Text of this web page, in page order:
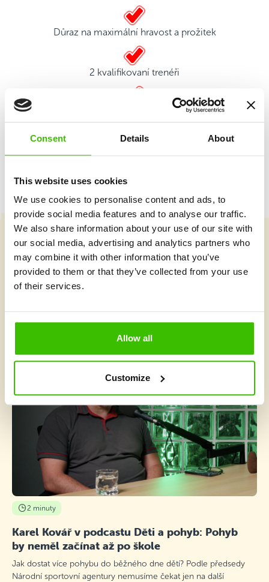
Consent Details About
This website uses cookies
We use cookies to personalise content and ads, to
provide social media features and to analyse our traffic.
We also share information about your use of our site with
our social media, advertising and analytics partners who
may combine it with other information that you’ve
provided to them or that they’ve collected from your use
of their services.
Allow all
Customize
Důraz na maximální hravost a prožitek
2 kvalifikovaní trenéři
Hrací plán s motivačními samolepkami
Vybrat kurz
Co je v Gymnathlonu nového
2 minuty
Karel Kovář v podcastu Děti a pohyb: Pohyb
by neměl začínat až po škole
Jak dostat více pohybu do běžného dne dětí? Podle předsedy
Národní sportovní agentury nemusíme čekat jen na další